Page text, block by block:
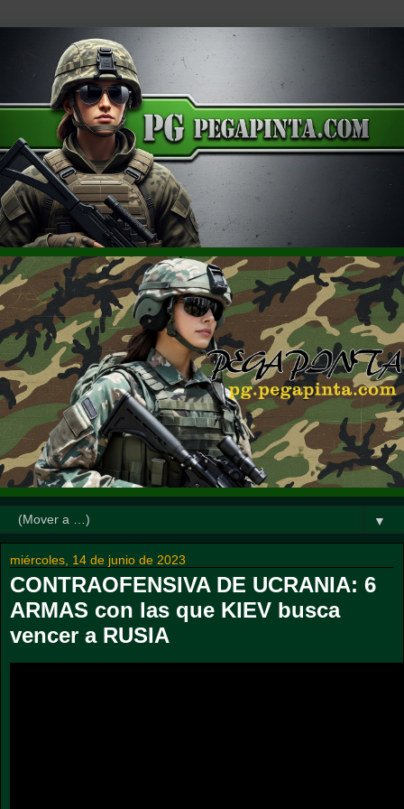
▼
miércoles, 14 de junio de 2023
CONTRAOFENSIVA DE UCRANIA: 6
ARMAS con las que KIEV busca
vencer a RUSIA